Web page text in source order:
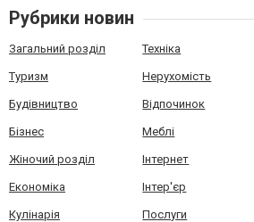
Рубрики новин
Загальний розділ Техніка
Туризм Нерухомість
Будівництво Відпочинок
Бізнес Меблі
Жіночий розділ Інтернет
Економіка Інтер'єр
Кулінарія Послуги